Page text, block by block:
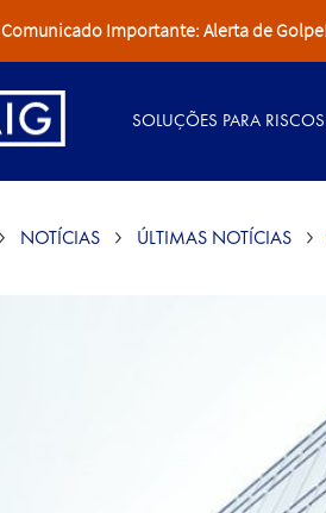
Comunicado Importante: Alerta de Golpe!
SOLUÇÕES PARA RISCOS
NOTÍCIAS ÚLTIMAS NOTÍCIAS